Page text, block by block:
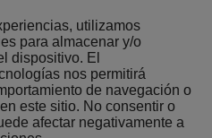
utilizamos
para almacenar y/o
dispositivo. El
nos permitirá
de navegación o
este sitio. No consentir o
afectar negativamente a